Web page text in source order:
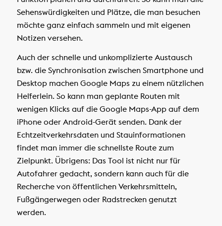
Sehenswürdigkeiten und Plätze, die man besuchen
möchte ganz einfach sammeln und mit eigenen
Notizen versehen.
Auch der schnelle und unkomplizierte Austausch
bzw. die Synchronisation zwischen Smartphone und
Desktop machen Google Maps zu einem nützlichen
Helferlein. So kann man geplante Routen mit
wenigen Klicks auf die Google Maps-App auf dem
iPhone oder Android-Gerät senden. Dank der
Echtzeitverkehrsdaten und Stauinformationen
findet man immer die schnellste Route zum
Zielpunkt. Übrigens: Das Tool ist nicht nur für
Autofahrer gedacht, sondern kann auch für die
Recherche von öffentlichen Verkehrsmitteln,
Fußgängerwegen oder Radstrecken genutzt
werden.